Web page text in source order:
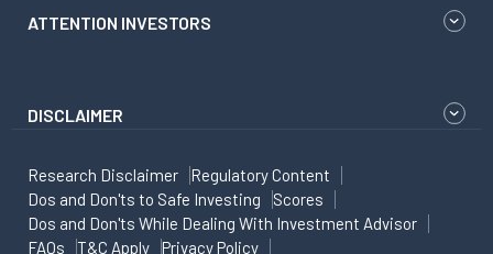
ATTENTION INVESTORS
DISCLAIMER
Research Disclaimer
Regulatory Content
Dos and Don'ts to Safe Investing
Scores
Dos and Don'ts While Dealing With Investment Advisor
FAQs
T&C Apply Privacy Policy